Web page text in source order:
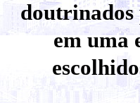
doutrinados
em uma